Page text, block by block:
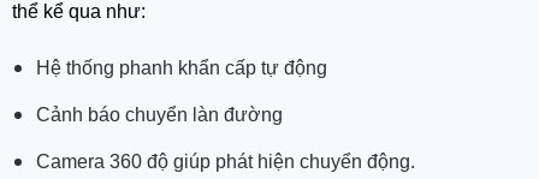
thể kể qua như:
Hệ thống phanh khẩn cấp tự động
Cảnh báo chuyển làn đường
Camera 360 độ giúp phát hiện chuyển động.